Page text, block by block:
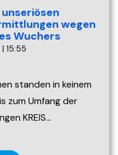
wegen
Wuchers
15:55
standen in keinem
zum Umfang der
KREIS…